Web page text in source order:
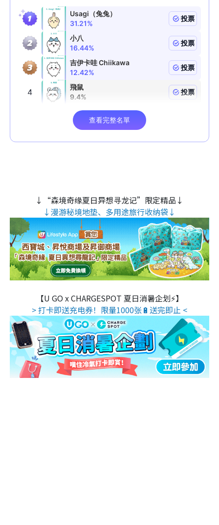
↓“森境奇缘夏日异想寻龙记”限定精品↓
↓漫游秘境地垫、多用途旅行收纳袋↓
【U GO x CHARGESPOT 夏日消暑企划⚡】
> 打卡即送充电券！限量1000张🔋送完即止 <